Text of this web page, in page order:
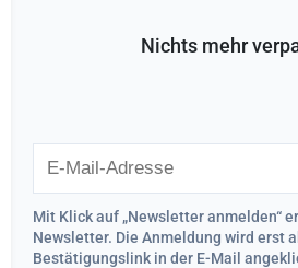
Nichts mehr
Mit Klick auf „Newsletter anmelden“
Newsletter. Die Anmeldung wird erst
Bestätigungslink in der E-Mail